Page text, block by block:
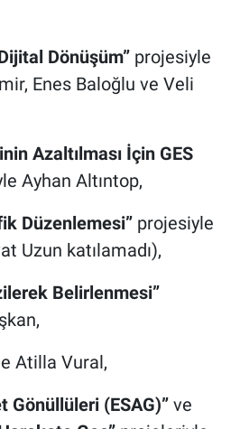
Dönüşüm”projesiyle
Enes Baloğlu ve Veli
Azaltılması İçin GES
Ayhan Altıntop,
Düzenlemesi”projesiyle
Uzun katılamadı),
Belirlenmesi”
Atilla Vural,
Gönüllüleri (ESAG)”ve